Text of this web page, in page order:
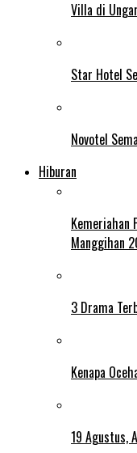
Villa di
Star Hotel
Novotel
Hiburan
Kemeriahan
Manggihan
3 Drama
Kenapa
19 Agustus,